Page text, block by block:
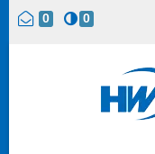
0 0